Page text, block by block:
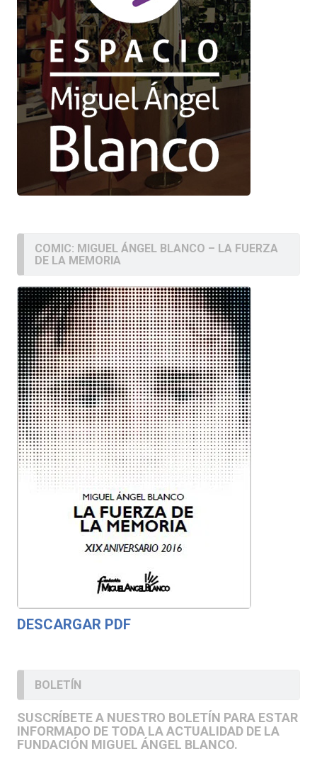
COMIC: MIGUEL ÁNGEL BLANCO – LA FUERZA
DE LA MEMORIA
DESCARGAR PDF
BOLETÍN
SUSCRÍBETE A NUESTRO BOLETÍN PARA ESTAR
INFORMADO DE TODA LA ACTUALIDAD DE LA
FUNDACIÓN MIGUEL ÁNGEL BLANCO.